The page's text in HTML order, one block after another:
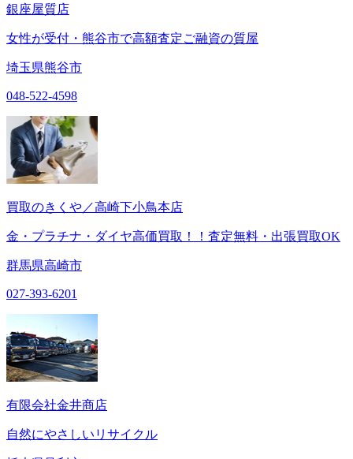
銀座屋質店
女性が受付・熊谷市で高額査定ご融資の質屋
埼玉県熊谷市
048-522-4598
買取のきくや／高崎下小鳥本店
金・プラチナ・ダイヤ高価買取！！査定無料・出張買取OK
群馬県高崎市
027-393-6201
有限会社金井商店
自然にやさしいリサイクル